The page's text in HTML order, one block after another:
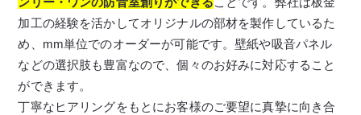
加工の経験を活かしてオリジナルの部材を製作しているた
め、mm単位でのオーダーが可能です。壁紙や吸音パネル
などの選択肢も豊富なので、個々のお好みに対応すること
ができます。
丁寧なヒアリングをもとにお客様のご要望に真摯に向き合